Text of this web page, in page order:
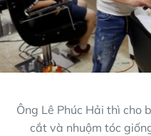
Ông Lê Phúc Hải thì cho
cắt và nhuộm tóc